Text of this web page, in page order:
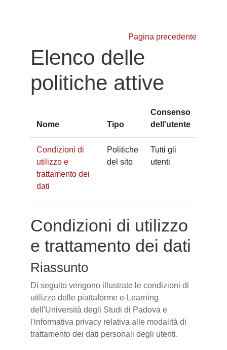
Pagina precedente
Elenco delle
politiche attive
Nome Tipo
Consenso
dell'utente
Condizioni di
utilizzo e
trattamento dei
dati
Politiche
del sito
Tutti gli
utenti
Condizioni di utilizzo
e trattamento dei dati
Riassunto
Di seguito vengono illustrate le condizioni di
utilizzo delle piattaforme e-Learning
dell'Università degli Studi di Padova e
l'informativa privacy relativa alle modalità di
trattamento dei dati personali degli utenti.